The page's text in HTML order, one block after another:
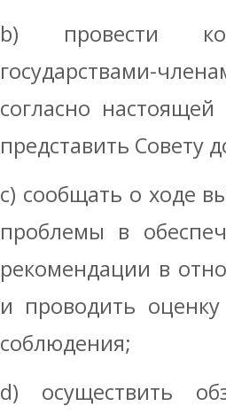
b) провести
государствами-
согласно
представить Совету
c) сообщать о ходе
проблемы в
рекомендации в
и проводить
соблюдения;
d) осуществить